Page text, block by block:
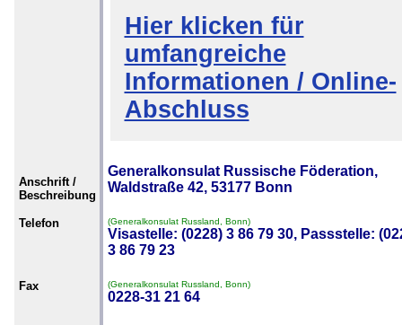
Hier klicken für
umfangreiche
Informationen / Online-
Abschluss
Anschrift /
Beschreibung
Generalkonsulat Russische Föderation,
Waldstraße 42, 53177 Bonn
Telefon (Generalkonsulat Russland, Bonn)
Visastelle: (0228) 3 86 79 30, Passstelle:
3 86 79 23
Fax (Generalkonsulat Russland, Bonn)
0228-31 21 64